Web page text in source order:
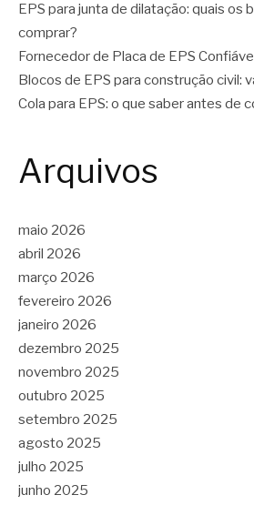
EPS para junta de dilatação: quais os
comprar?
Fornecedor de Placa de EPS
Blocos de EPS para construção civil:
Cola para EPS: o que saber antes de
Arquivos
maio 2026
abril 2026
março 2026
fevereiro 2026
janeiro 2026
dezembro 2025
novembro 2025
outubro 2025
setembro 2025
agosto 2025
julho 2025
junho 2025